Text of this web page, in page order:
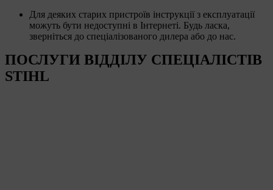
Для деяких старих пристроїв інструкції з експлуатації
можуть бути недоступні в Інтернеті. Будь ласка,
зверніться до спеціалізованого дилера або до нас.
ПОСЛУГИ ВІДДІЛУ СПЕЦІАЛІСТІВ
STIHL